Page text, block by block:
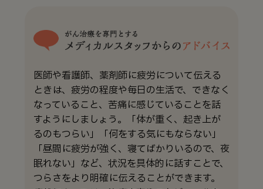
医師や看護師、薬剤師に疲労について伝える
ときは、疲労の程度や毎日の生活で、できなく
なっていること、苦痛に感じていることを話
すようにしましょう。「体が重く、起き上が
るのもつらい」「何をする気にもならない」
「昼間に疲労が強く、寝てばかりいるので、夜
眠れない」など、状況を具体的に話すことで、
つらさをより明確に伝えることができます。